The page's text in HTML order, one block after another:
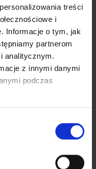
treści
i
Informacje o tym, jak
partnerom
analitycznym.
z innymi danymi
podczas
produkt (my
zamówienie).
na produkt w
i fakturowania?
w sobotę?
doręczana jest